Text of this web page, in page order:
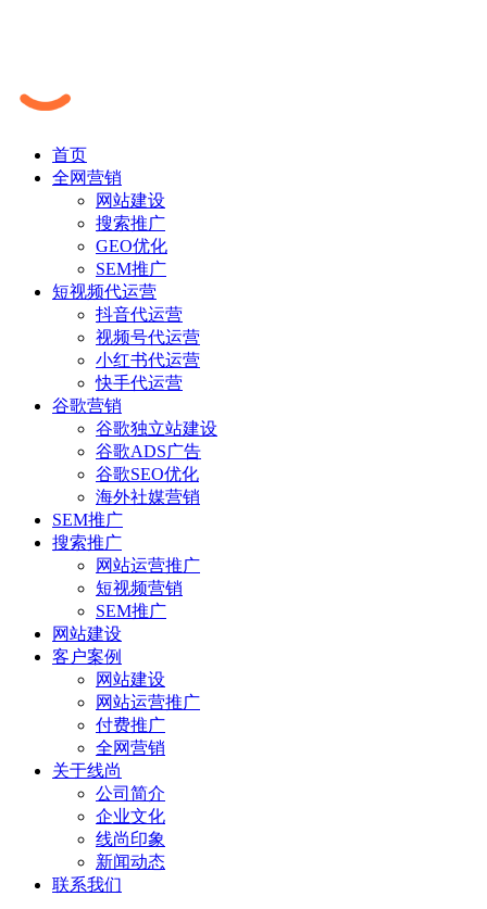
首页
全网营销
网站建设
搜索推广
GEO优化
SEM推广
短视频代运营
抖音代运营
视频号代运营
小红书代运营
快手代运营
谷歌营销
谷歌独立站建设
谷歌ADS广告
谷歌SEO优化
海外社媒营销
SEM推广
搜索推广
网站运营推广
短视频营销
SEM推广
网站建设
客户案例
网站建设
网站运营推广
付费推广
全网营销
关于线尚
公司简介
企业文化
线尚印象
新闻动态
联系我们